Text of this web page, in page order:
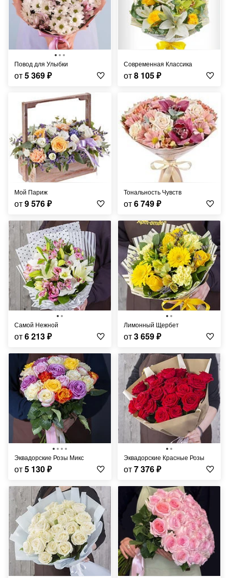
Повод для Улыбки
от5 369₽
Современная Классика
от8 105₽
Мой Париж
от9 576₽
Тональность Чувств
от6 749₽
Самой Нежной
от6 213₽
Лимонный Щербет
от3 659₽
Эквадорские Розы Микс
от5 130₽
Эквадорские Красные Розы
от7 376₽